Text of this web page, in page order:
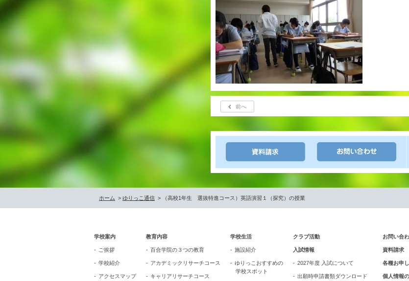
前へ
ホーム > ゆりっこ通信 > （高校1年生 選抜特進コース）英語演習１（探究）の授業
学校案内
ご挨拶
学校紹介
アクセスマップ
教育内容
百合学院の３つの教育
アカデミックリサーチコース
キャリアリサーチコース
学校生活
施設紹介
ゆりっこおすすめの
学校スポット
クラブ活動
入試情報
2027年度 入試について
出願時申請書類ダウンロード
お問い合
資料請求
各種お申
個人情報